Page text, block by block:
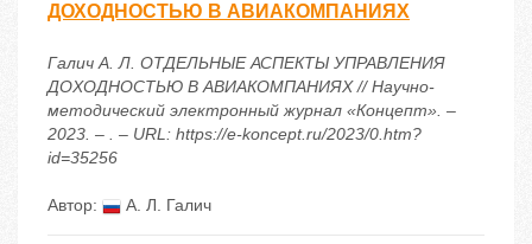
ДОХОДНОСТЬЮ В АВИАКОМПАНИЯХ
Галич А. Л. ОТДЕЛЬНЫЕ АСПЕКТЫ УПРАВЛЕНИЯ
ДОХОДНОСТЬЮ В АВИАКОМПАНИЯХ // Научно-
методический электронный журнал «Концепт». –
2023. – . – URL: https://e-koncept.ru/2023/0.htm?
id=35256
Автор: А. Л. Галич